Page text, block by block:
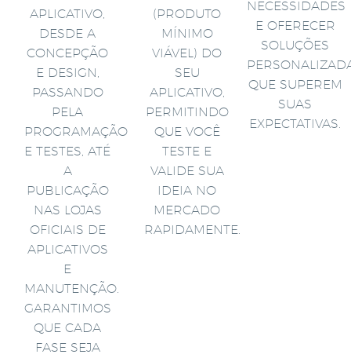
APLICATIVO,
DESDE A
CONCEPÇÃO
E DESIGN,
PASSANDO
PELA
PROGRAMAÇÃO
E TESTES, ATÉ
A
PUBLICAÇÃO
NAS LOJAS
OFICIAIS DE
APLICATIVOS
E
MANUTENÇÃO.
GARANTIMOS
QUE CADA
FASE SEJA
(PRODUTO
MÍNIMO
VIÁVEL) DO
SEU
APLICATIVO,
PERMITINDO
QUE VOCÊ
TESTE E
VALIDE SUA
IDEIA NO
MERCADO
RAPIDAMENTE.
NECESSIDADES
E OFERECER
SOLUÇÕES
QUE SUPEREM
SUAS
EXPECTATIVAS.